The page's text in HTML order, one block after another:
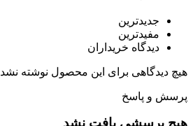
جدیدترین
مفیدترین
دیدگاه خریداران
هیچ دیدگاهی برای این محصول نوشته
پرسش و پاسخ